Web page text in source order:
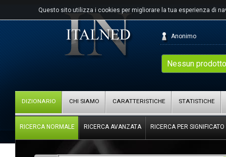
Questo sito utilizza i cookies per migliorare la tua esperienza di
Nessun
Anonimo
DIZIONARIO CHI SIAMO CARATTERISTICHE STATISTICHE
RICERCA NORMALE RICERCA AVANZATA RICERCA PER SIGNIFICATO